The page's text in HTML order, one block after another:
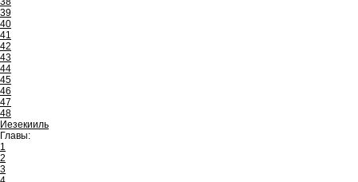
39
40
41
42
43
44
45
46
47
48
Иезекииль
Главы:
1
2
3